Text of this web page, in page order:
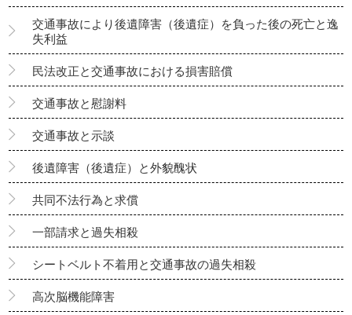
交通事故により後遺障害（後遺症）を負った後の死亡と逸
失利益
民法改正と交通事故における損害賠償
交通事故と慰謝料
交通事故と示談
後遺障害（後遺症）と外貌醜状
共同不法行為と求償
一部請求と過失相殺
シートベルト不着用と交通事故の過失相殺
高次脳機能障害